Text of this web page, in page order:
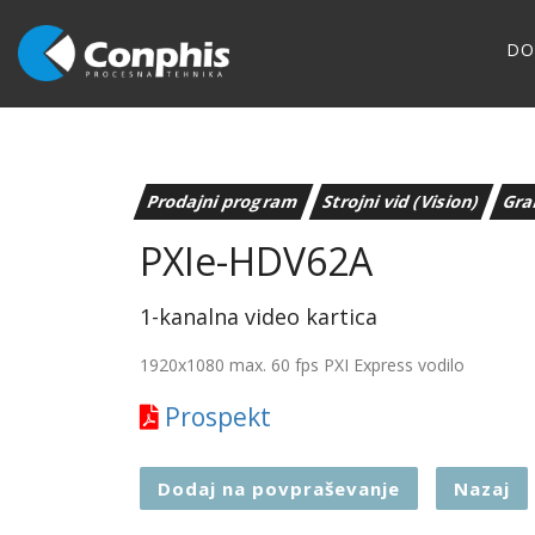
Prodajni program Strojni vid (Vision)
PXIe-HDV62A
1-kanalna video kartica
1920x1080 max. 60 fps PXI Express vodilo
Prospekt
Dodaj na povpraševanje Nazaj